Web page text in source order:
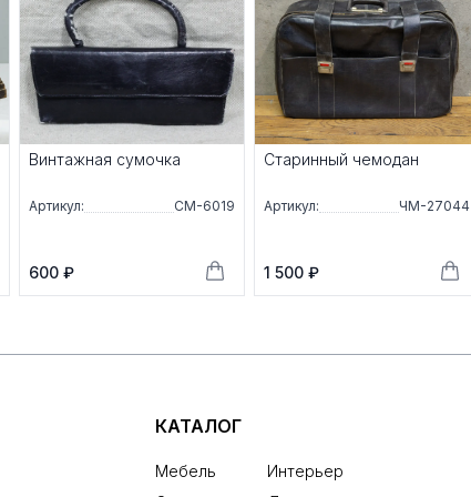
Винтажная сумочка
Артикул: СМ-6019
600 ₽
Старинный чемодан
Артикул: ЧМ-27044
1 500 ₽
КАТАЛОГ
Мебель
Интерьер